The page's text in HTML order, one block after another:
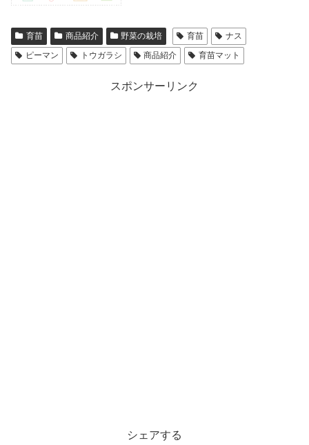
育苗 商品紹介 野菜の栽培 育苗
ナス
ピーマン
トウガラシ 商品紹介 育苗マット
スポンサーリンク
シェアする